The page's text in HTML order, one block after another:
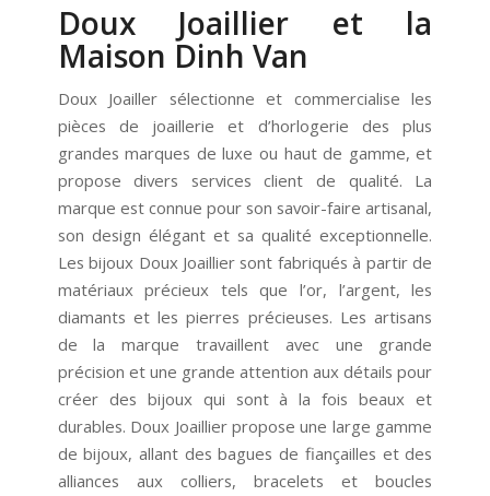
Doux Joaillier et la
Maison Dinh Van
Doux Joailler sélectionne et commercialise les
pièces de joaillerie et d’horlogerie des plus
grandes marques de luxe ou haut de gamme, et
propose divers services client de qualité. La
marque est connue pour son savoir-faire artisanal,
son design élégant et sa qualité exceptionnelle.
Les bijoux Doux Joaillier sont fabriqués à partir de
matériaux précieux tels que l’or, l’argent, les
diamants et les pierres précieuses. Les artisans
de la marque travaillent avec une grande
précision et une grande attention aux détails pour
créer des bijoux qui sont à la fois beaux et
durables. Doux Joaillier propose une large gamme
de bijoux, allant des bagues de fiançailles et des
alliances aux colliers, bracelets et boucles